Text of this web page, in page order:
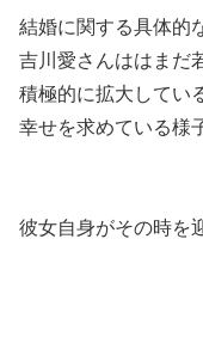
結婚に関する具体的
吉川愛さんははまだ
積極的に拡大してい
幸せを求めている様
彼女自身がその時を